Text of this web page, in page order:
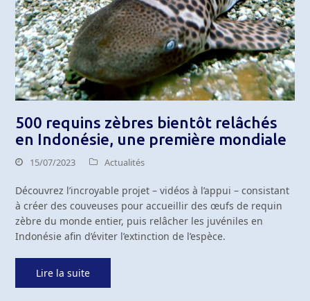
500 requins zèbres bientôt relâchés
en Indonésie, une première mondiale
15/07/2023 Actualités
Découvrez l’incroyable projet – vidéos à l’appui – consistant
à créer des couveuses pour accueillir des œufs de requin
zèbre du monde entier, puis relâcher les juvéniles en
Indonésie afin d’éviter l’extinction de l’espèce.
Lire la suite